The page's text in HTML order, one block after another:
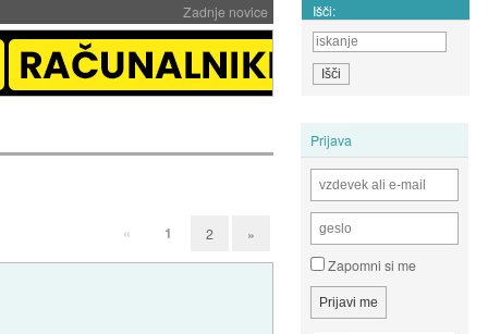
Zadnje novice Išči:
Prijava
Zapomni si me
« 1 2 »